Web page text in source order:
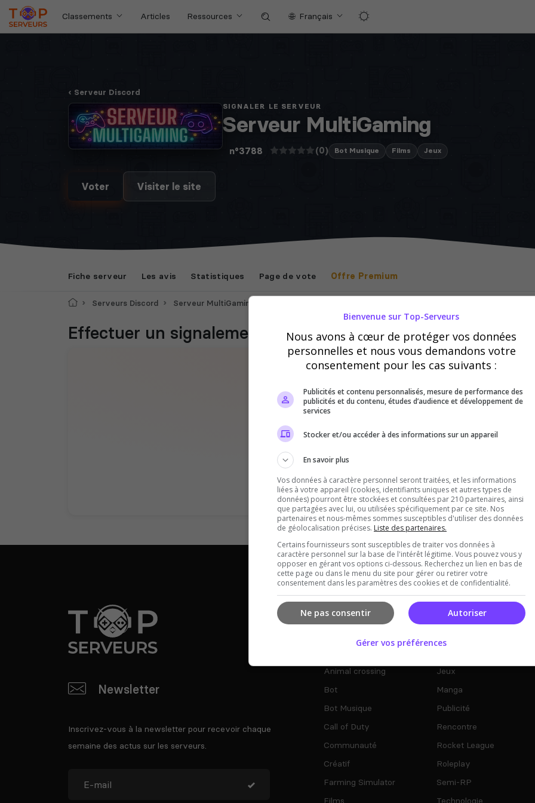
Classements Articles Ressources Français
jeux
Voir tous les jeux
Serveur Discord
SIGNALER LE SERVEUR
Serveur MultiGaming
n°3788 (0) Bot Musique Films Jeux
Voter Visiter le site
Fiche serveur Les avis Statistiques Page de vote Offre Premium
AccueilServeurs Discord Serveur MultiGaming
Effectuer un signalement
Vous devez être connecté pour pouvoir
Newsletter
Inscrivez-vous à la newsletter pour recevoir chaque
semaine des actus sur les serveurs.
Types De Serveur
Animal crossing
Bot
Bot Musique
Call of Duty
Communauté
Créatif
Farming Simulator
Films
Jeux
Manga
Publicité
Rencontre
Rocket League
Roleplay
Semi-RP
Technologie
Bienvenue sur Top-Serveurs
Nous avons à cœur de protéger vos données
personnelles et nous vous demandons votre
consentement pour les cas suivants :
Publicités et contenu personnalisés, mesure de performance des
publicités et du contenu, études d’audience et développement de
services
Stocker et/ou accéder à des informations sur un appareil
En savoir plus
Vos données à caractère personnel seront traitées, et les informations
liées à votre appareil (cookies, identifiants uniques et autres types de
données) pourront être stockées et consultées par 210 partenaires, ainsi
que partagées avec lui, ou utilisées spécifiquement par ce site. Nos
partenaires et nous-mêmes sommes susceptibles d'utiliser des données
de géolocalisation précises. Liste des partenaires.
Certains fournisseurs sont susceptibles de traiter vos données à
caractère personnel sur la base de l'intérêt légitime. Vous pouvez vous y
opposer en gérant vos options ci-dessous. Recherchez un lien en bas de
cette page ou dans le menu du site pour gérer ou retirer votre
consentement dans les paramètres des cookies et de confidentialité.
Autoriser
Ne pas consentir
Gérer vos préférences